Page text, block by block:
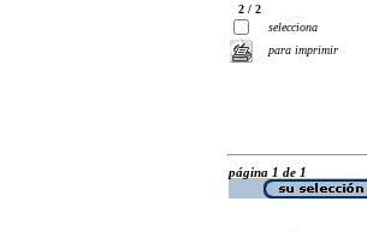
2 / 2
selecciona
para imprimir
página 1 de 1